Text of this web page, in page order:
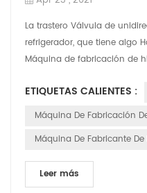
La trastero Válvula de
refrigerador, que tiene algo
Máquina de fabricación de
ETIQUETAS CALIENTES :
Máquina De Fabricación
Máquina De Fabricante De
Leer más